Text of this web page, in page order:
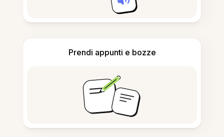
Prendi appunti e bozze